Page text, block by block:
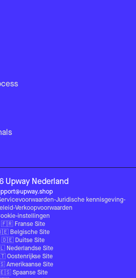
Upway Nederland
-Juridische kennisgeving-
-Verkoopvoorwaarden
instellingen
🇫🇷 Franse Site
Belgische Site
🇩🇪 Duitse Site
Nederlandse Site
Oostenrijkse Site
Amerikaanse Site
Spaanse Site